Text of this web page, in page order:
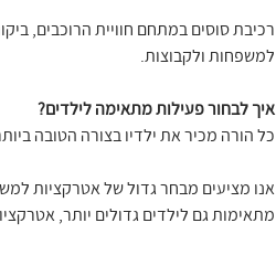
רכיבת סוסים במתחם חוויית הרוכבים,
למשפחות ולקבוצות.
איך לבחור פעילות מתאימה לילדים?
כל הורה מכיר את ילדיו בצורה הטובה
אנו מציעים מבחר גדול של אטרקציות
מתאימות גם לילדים גדולים יותר,